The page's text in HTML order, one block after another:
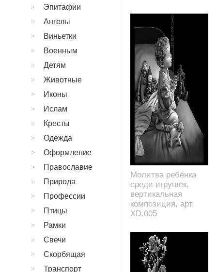
Молитва ребёнка
среди игрушек,
вертикальная
композиция, арт.
XD.005
Эпитафии
Ангелы
Виньетки
Военным
Детям
Животные
Иконы
Ислам
Кресты
Одежда
Оформление
Православие
Природа
Профессии
Птицы
Рамки
Свечи
Скорбящая
Транспорт